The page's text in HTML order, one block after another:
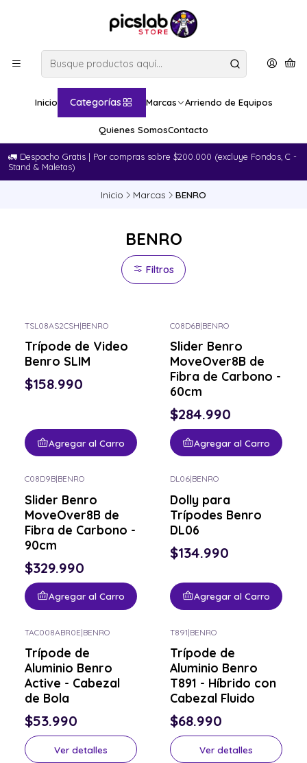
Inicio Categorías Marcas Arriendo de Equipos
Quienes SomosContacto
🚛​ Despacho Gratis | Por compras sobre $200.000 (excluye Fondos, C -
Stand & Maletas)
Inicio Marcas BENRO
BENRO
Filtros
TSL08AS2CSH|BENRO
Trípode de Video
Benro SLIM
$158.990
Agregar al Carro
C08D6B|BENRO
Slider Benro
MoveOver8B de
Fibra de Carbono -
60cm
$284.990
Agregar al Carro
C08D9B|BENRO
Slider Benro
MoveOver8B de
Fibra de Carbono -
90cm
$329.990
Agregar al Carro
DL06|BENRO
Dolly para
Trípodes Benro
DL06
$134.990
Agregar al Carro
TAC008ABR0E|BENRO
Trípode de
Aluminio Benro
Active - Cabezal
de Bola
$53.990
Ver detalles
T891|BENRO
Trípode de
Aluminio Benro
T891 - Híbrido con
Cabezal Fluido
$68.990
Ver detalles